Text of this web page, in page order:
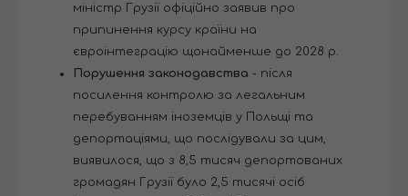
міністр Грузії офіційно заявив про
припинення курсу країни на
євроінтеграцію щонайменше до 2028 р.
Порушення законодавства - після
посилення контролю за легальним
перебуванням іноземців у Польщі та
депортаціями, що послідували за цим,
виявилося, що з 8,5 тисяч депортованих
громадян Грузії було 2,5 тисячі осіб